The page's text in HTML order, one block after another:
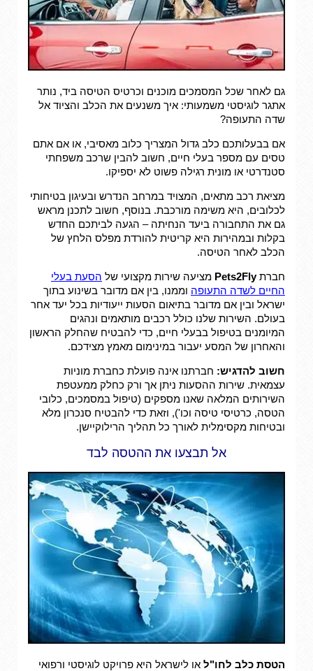
גם לאחר שכל המסמכים מוכנים וכרטיס הטיסה ביד, נותר
אתגר לוגיסטי משמעותי: איך משנעים את הכלב והציוד אל
שדה התעופה?
אם בבעלותכם כלב גדול המצריך כלוב מאסיבי, או אם אתם
טסים עם מספר בעלי חיים, חשוב להבין שרכב משפחתי
סטנדרטי או מונית רגילה פשוט לא יספיקו.
מציאת רכב מתאים, המצויד במרחב הנדרש ובעיגון בטיחותי
לכלובים, היא משימה מורכבת. בנוסף, חשוב לתכנן מראש
גם את התחבורה ביעד הנחיתה – הגעה לביתכם החדש
בקלות ובמהירות היא קריטית להורדת מפלס הלחץ של
הכלב לאחר הטיסה.
חברתPets2Fly מציעה שירות מקצועי של הסעת בעלי
החיים לשדה התעופה וממנו, בין אם מדובר בשינוע בתוך
ישראל ובין אם מדובר בתיאום הסעות ייעודיות בכל יעד אחר
בעולם. השירות שלנו כולל רכבים מותאמים ונהגים
המיומנים בטיפול בבעלי חיים, כדי להבטיח שהחלק הראשון
והאחרון של המסע יעבור במינימום מאמץ מצידכם.
חשוב להדגיש: חברתנו אינה פועלת כחברת מוניות
עצמאית. שירות ההסעות ניתן אך ורק כחלק ממעטפת
השירותים המלאה שאנו מספקים (טיפול במסמכים, כלובי
הטסה, כרטיסי טיסה וכו'), וזאת כדי להבטיח סנכרון מלא
ובטיחות מקסימלית לאורך כל תהליך הרילוקיישן.
אל תבצעו את ההטסה לבד
הטסת כלב לחו"ל או לישראל היא פרויקט לוגיסטי ורפואי